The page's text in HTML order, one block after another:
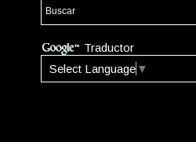
Traductor
Select Language ▼